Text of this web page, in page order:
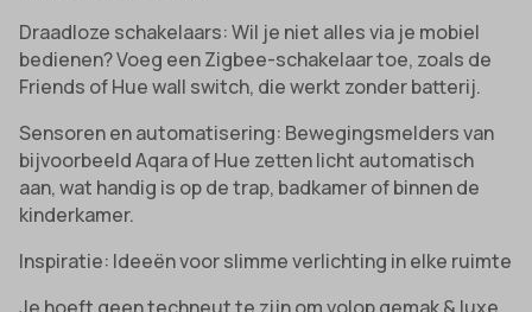
Draadloze schakelaars: Wil je niet alles via je mobiel
bedienen? Voeg een Zigbee-schakelaar toe, zoals de
Friends of Hue wall switch, die werkt zonder batterij.
Sensoren en automatisering: Bewegingsmelders van
bijvoorbeeld Aqara of Hue zetten licht automatisch
aan, wat handig is op de trap, badkamer of binnen de
kinderkamer.
Inspiratie: Ideeën voor slimme verlichting in elke ruimte